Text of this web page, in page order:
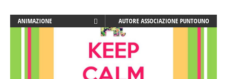
ANIMAZIONE
AUTORE ASSOCIAZIONE PUNTOUNO